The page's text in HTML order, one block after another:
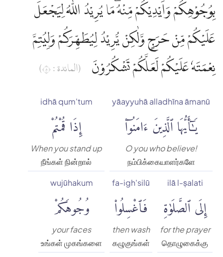
بِوُجُوْهِكُمْ وَاَيْدِيْكُمْ مِّنْهُ ۗمَا يُرِيْدُ اللّٰهُ لِيَجْعَلَ
عَلَيْكُمْ مِّنْ حَرَجٍ وَّلٰكِنْ يُّرِيْدُ لِيُطَهِّرَكُمْ وَلِيُتِمَّ
نِعْمَتَهٗ عَلَيْكُمْ لَعَلَّكُمْ تَشْكُرُوْنَ
(المائدة : ٥)
yāayyuhā alladhīna āmanū
يَٰٓأَيُّهَا ٱلَّذِينَ ءَامَنُوٓا۟
O you who believe!
நம்பிக்கையாளர்களே
idhā qum'tum
إِذَا قُمْتُمْ
When you stand up
நீங்கள் நின்றால்
ilā l-ṣalati
إِلَى ٱلصَّلَوٰةِ
for the prayer
தொழுகைக்கு
fa-igh'silū
فَٱغْسِلُوا۟
then wash
கழுகுங்கள்
wujūhakum
وُجُوهَكُمْ
your faces
உங்கள் முகங்களை